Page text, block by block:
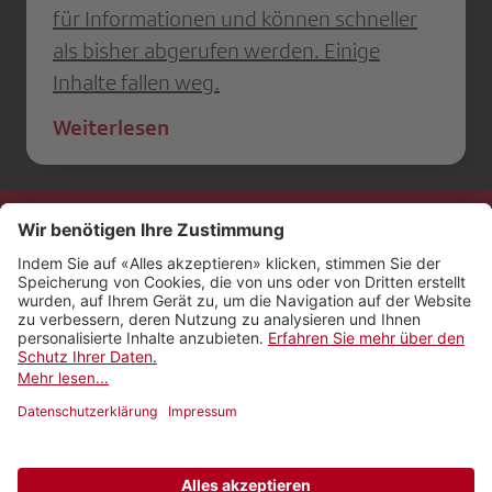
für Informationen und können schneller
als bisher abgerufen werden. Einige
Inhalte fallen weg.
Weiterlesen
Kontakt
Impressum
Rechtliches
Netiquette